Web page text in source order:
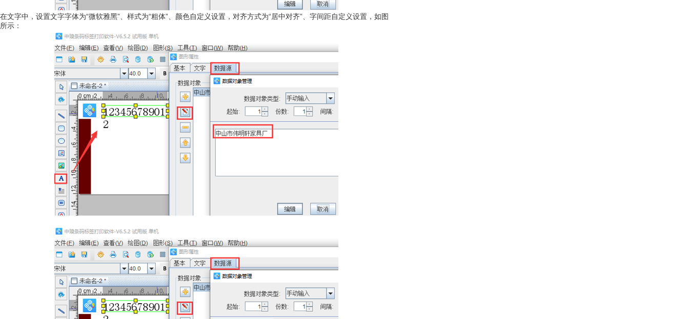
在文字中，设置文字字体为“微软雅黑”、样式为“粗体”、颜色自定义设置，对齐方式为“居中对齐”、字间距自定义设置，如图
所示：